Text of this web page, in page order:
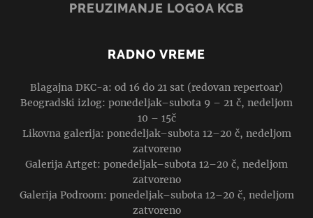
PREUZIMANJE LOGOA KCB
RADNO VREME
Blagajna DKC-a: od 16 do 21 sat (redovan repertoar)
Beogradski izlog: ponedeljak–subota 9 – 21 č, nedeljom
10 – 15č
Likovna galerija: ponedeljak–subota 12–20 č, nedeljom
zatvoreno
Galerija Artget: ponedeljak–subota 12–20 č, nedeljom
zatvoreno
Galerija Podroom: ponedeljak–subota 12–20 č, nedeljom
zatvoreno